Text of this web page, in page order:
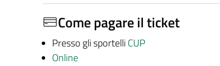
Come pagare il ticket
Presso gli sportelli CUP
Online